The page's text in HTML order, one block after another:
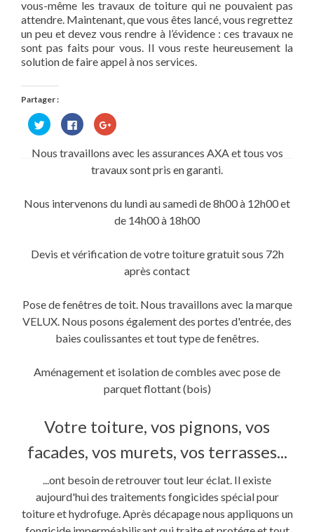
vous-même les travaux de toiture qui ne pouvaient pas
attendre. Maintenant, que vous êtes lancé, vous regrettez
un peu et devez vous rendre à l’évidence : ces travaux ne
sont pas faits pour vous. Il vous reste heureusement la
solution de faire appel à nos services.
Partager :
Cliquez
pour
partager
Twitter(ouvre
Cliquez
pour
partager
sur
Facebook(ouvre
dans
une
Cliquez
pour
Google+
dans
fenêtre)
Nous travaillons avec les assurances AXA et tous vos
travaux sont pris en garanti.
Nous intervenons du lundi au samedi de 8h00 à 12h00 et
de 14h00 à 18h00
Devis et vérification de votre toiture gratuit sous 72h
après contact
Pose de fenêtres de toit. Nous travaillons avec la marque
VELUX. Nous posons également des portes d'entrée, des
baies coulissantes et tout type de fenêtres.
Aménagement et isolation de combles avec pose de
parquet flottant (bois)
Votre toiture, vos pignons, vos
facades, vos murets, vos terrasses...
...ont besoin de retrouver tout leur éclat. Il existe
aujourd'hui des traitements fongicides spécial pour
toiture et hydrofuge. Après décapage nous appliquons un